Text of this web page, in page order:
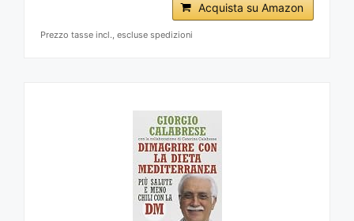
Acquista su Amazon
Prezzo tasse incl., escluse spedizioni